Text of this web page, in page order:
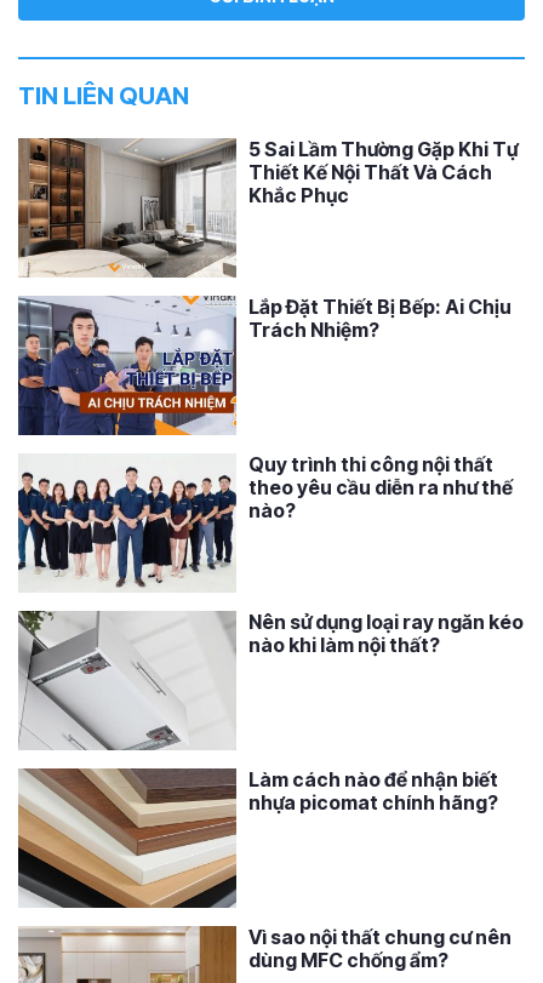
TIN LIÊN QUAN
5 Sai Lầm Thường Gặp Khi Tự
Thiết Kế Nội Thất Và Cách
Khắc Phục
Lắp Đặt Thiết Bị Bếp: Ai Chịu
Trách Nhiệm?
Quy trình thi công nội thất
theo yêu cầu diễn ra như thế
nào?
Nên sử dụng loại ray ngăn kéo
nào khi làm nội thất?
Làm cách nào để nhận biết
nhựa picomat chính hãng?
Vì sao nội thất chung cư nên
dùng MFC chống ẩm?